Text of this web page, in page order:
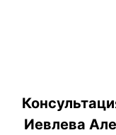
Иевлева